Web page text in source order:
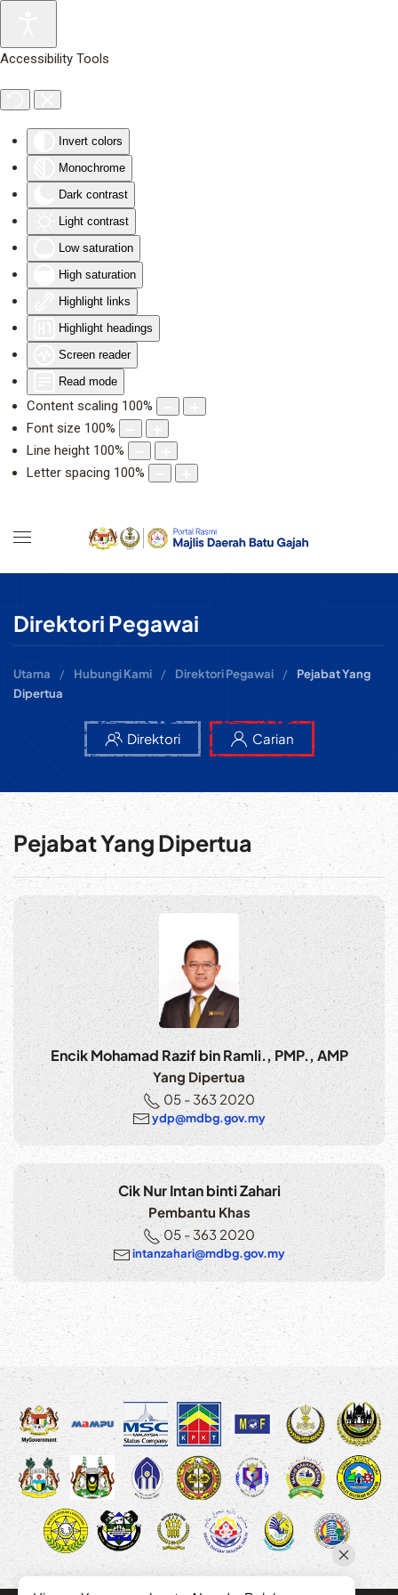
Accessibility Tools
Invert colors
Monochrome
Dark contrast
Light contrast
Low saturation
High saturation
Highlight links
Highlight headings
Screen reader
Read mode
Content scaling 100%
Font size 100%
Line height 100%
Letter spacing 100%
Direktori Pegawai
Utama Hubungi Kami Direktori Pegawai
Pejabat Yang
Dipertua
Direktori Carian
Pejabat Yang Dipertua
Encik Mohamad Razif bin Ramli., PMP., AMP
Yang Dipertua
05 - 363 2020
ydp@mdbg.gov.my
Cik Nur Intan binti Zahari
Pembantu Khas
05 - 363 2020
intanzahari@mdbg.gov.my